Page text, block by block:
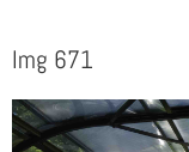
Img 671